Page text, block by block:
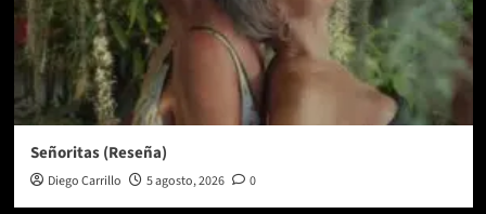
Señoritas (Reseña)
Diego Carrillo 5 agosto, 2026 0